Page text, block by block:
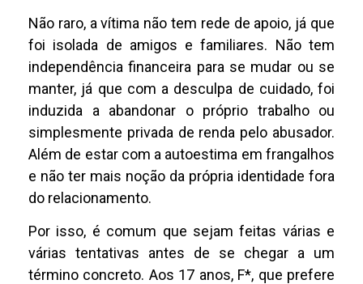
Não raro, a vítima não tem rede de apoio, já que
foi isolada de amigos e familiares. Não tem
independência financeira para se mudar ou se
manter, já que com a desculpa de cuidado, foi
induzida a abandonar o próprio trabalho ou
simplesmente privada de renda pelo abusador.
Além de estar com a autoestima em frangalhos
e não ter mais noção da própria identidade fora
do relacionamento.
Por isso, é comum que sejam feitas várias e
várias tentativas antes de se chegar a um
término concreto. Aos 17 anos, F*, que prefere